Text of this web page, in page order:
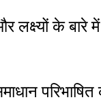
लक्ष्यों के बारे में